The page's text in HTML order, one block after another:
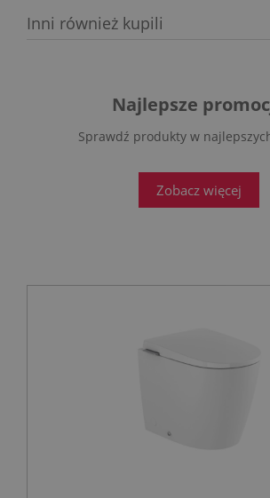
Inni również kupili
Najlepsze
Sprawdź produkty w
Zobacz więcej